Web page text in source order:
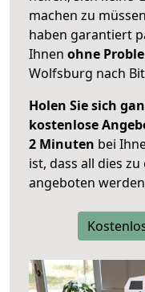
machen zu
haben garantiert
Ihnen ohne
Wolfsburg nach
Holen Sie sich
kostenlose
2 Minuten bei
ist, dass all dies
angeboten